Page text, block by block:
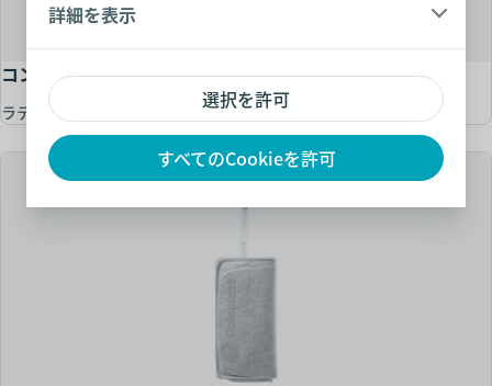
選択を許可
すべてのCookieを許可
詳細を表示
コンビーン コンドーム型収尿器
ラテックス（天然ゴム）製 コンドーム型収尿器